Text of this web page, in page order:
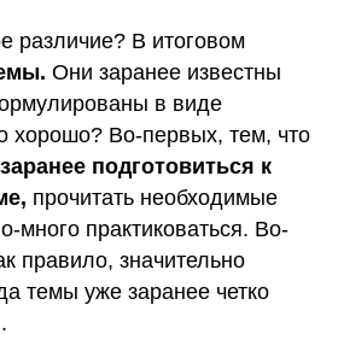
различие? В итоговом
Они заранее известны
в виде
хорошо? Во-первых, тем, что
заранее подготовиться к
прочитать необходимые
много практиковаться. Во-
правило, значительно
темы уже заранее четко